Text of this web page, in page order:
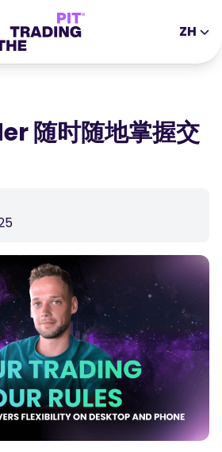
ZH
DE
ES
IT
JA
AR
随时随地掌握交